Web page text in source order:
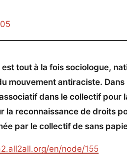
est tout à la fois sociologue,
mouvement antiraciste.
dans le collectif pour
la reconnaissance de droits
par le collectif de sans
en/node/155